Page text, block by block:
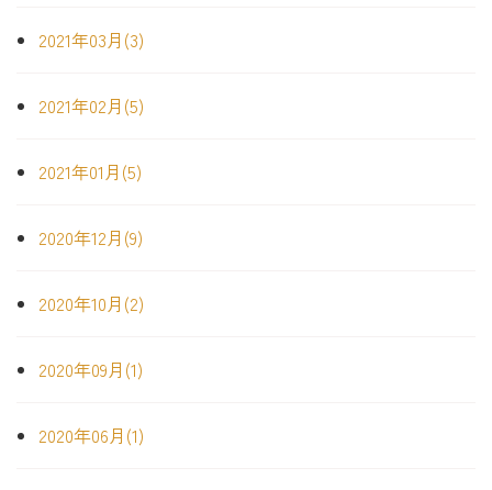
2021年03月(3)
2021年02月(5)
2021年01月(5)
2020年12月(9)
2020年10月(2)
2020年09月(1)
2020年06月(1)